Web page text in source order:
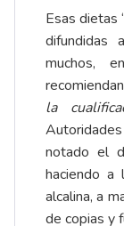
Esas dietas
difundidas
muchos,
recomiendan
la
notado el
haciendo a
alcalina, a
de copias y